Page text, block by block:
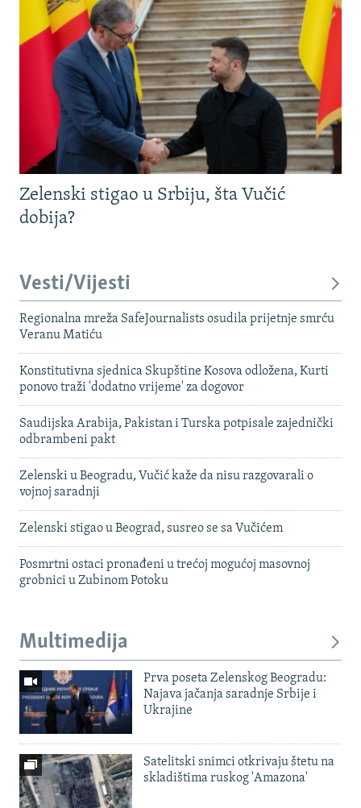
Zelenski stigao u Srbiju, šta Vučić
dobija?
Vesti/Vijesti
Regionalna mreža SafeJournalists osudila prijetnje smrću
Veranu Matiću
Konstitutivna sjednica Skupštine Kosova odložena, Kurti
ponovo traži 'dodatno vrijeme' za dogovor
Saudijska Arabija, Pakistan i Turska potpisale zajednički
odbrambeni pakt
Zelenski u Beogradu, Vučić kaže da nisu razgovarali o
vojnoj saradnji
Zelenski stigao u Beograd, susreo se sa Vučićem
Posmrtni ostaci pronađeni u trećoj mogućoj masovnoj
grobnici u Zubinom Potoku
Multimedija
Prva poseta Zelenskog Beogradu:
Najava jačanja saradnje Srbije i
Ukrajine
Satelitski snimci otkrivaju štetu na
skladištima ruskog 'Amazona'